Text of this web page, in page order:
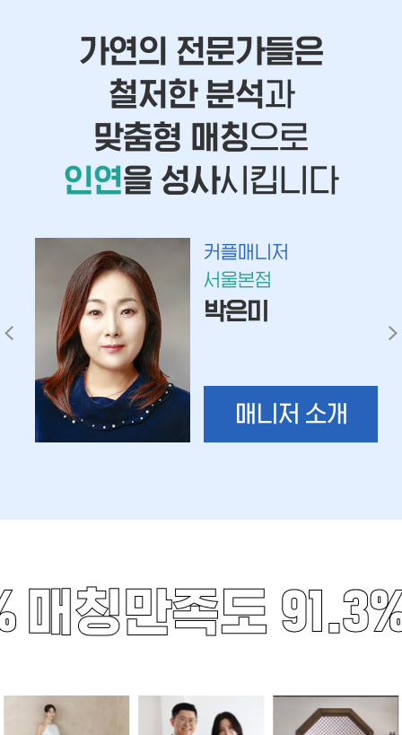
가연의 전문가들은
철저한 분석과
맞춤형 매칭으로
인연을 성사시킵니다
커플매니저
서울본점
박은미
매니저 소개
매칭만족도